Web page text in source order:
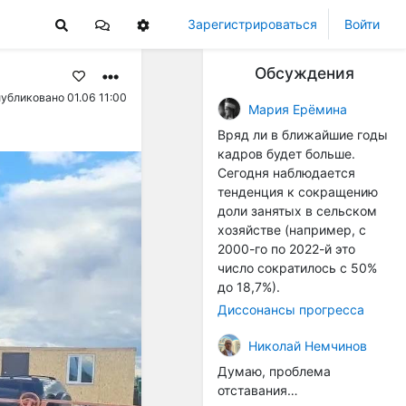
Зарегистрироваться Войти
01.06 11:00
Обсуждения
Мария Ерёмина
Вряд ли в ближайшие годы
кадров будет больше.
Сегодня наблюдается
тенденция к сокращению
доли занятых в сельском
хозяйстве (например, с
2000-го по 2022-й это
число сократилось с 50%
до 18,7%).
Диссонансы прогресса
Николай Немчинов
Думаю, проблема
отставания